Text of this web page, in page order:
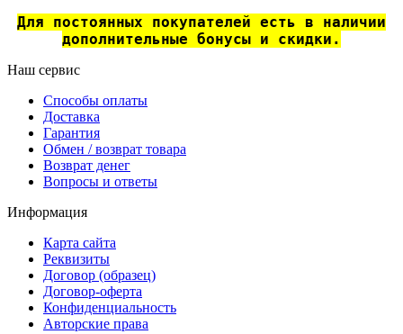
Для постоянных покупателей есть в наличии
дополнительные бонусы и скидки.
Наш сервис
Способы оплаты
Доставка
Гарантия
Обмен / возврат товара
Возврат денег
Вопросы и ответы
Информация
Карта сайта
Реквизиты
Договор (образец)
Договор-оферта
Конфиденциальность
Авторские права